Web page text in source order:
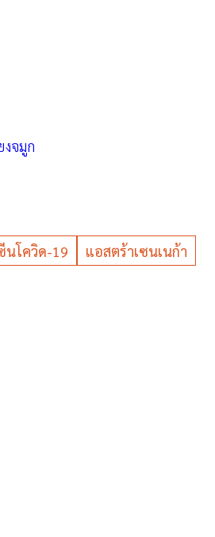
จมูก
นโควิด-19
แอสตร้าเซนเนก้า